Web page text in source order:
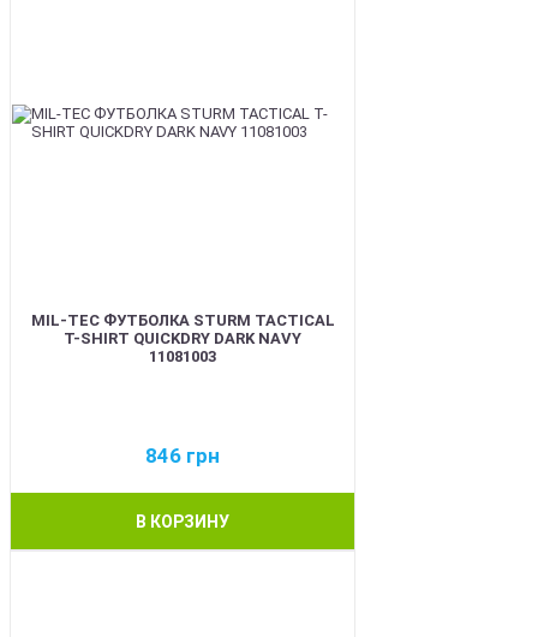
MIL-TEC ФУТБОЛКА STURM TACTICAL
T-SHIRT QUICKDRY DARK NAVY
11081003
846 грн
В КОРЗИНУ